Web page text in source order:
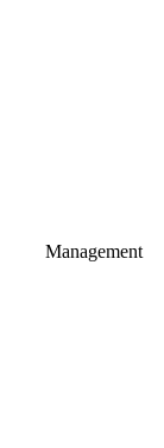
Management